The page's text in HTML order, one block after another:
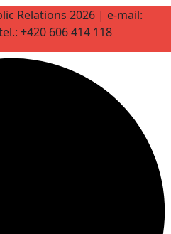
Relations 2026 | e-mail:
+420 606 414 118